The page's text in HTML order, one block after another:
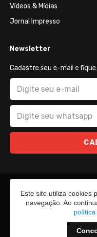
Vídeos & Mídias
Jornal Impresso
Newsletter
Cadastre seu e-mail e
Este site utiliza cookies
navegação. Ao